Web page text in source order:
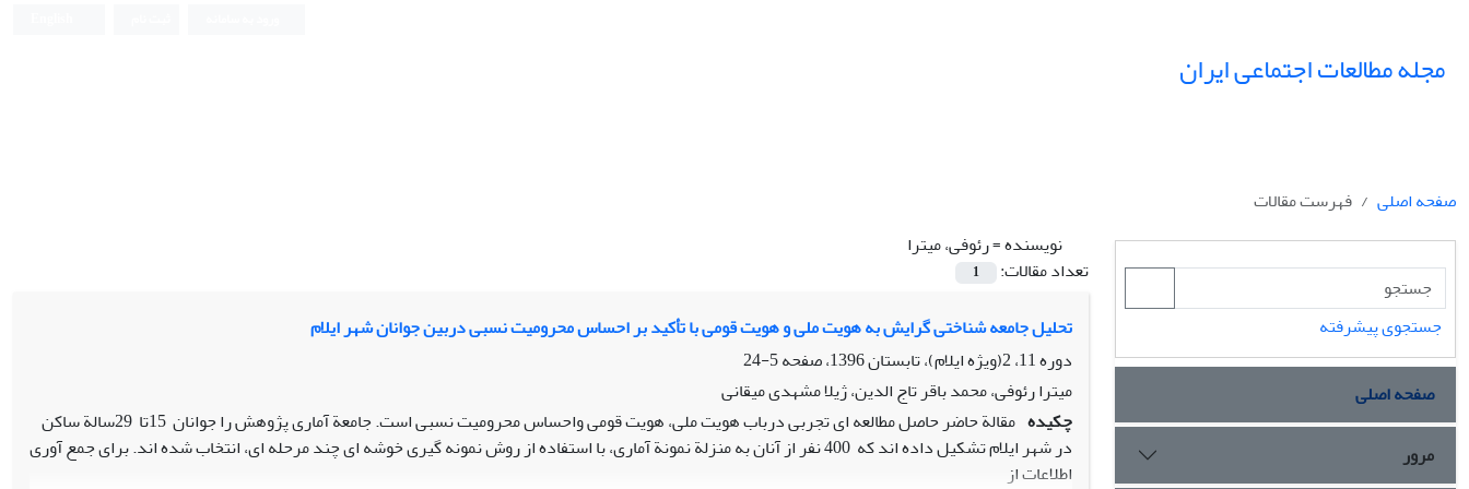
مجله مطالعات اجتماعی ایران
صفحه اصلی
فهرست مقالات
نویسنده =رئوفی، میترا
تعداد مقالات:
1
تحلیل جامعه شناختی گرایش به هویت ملی و هویت قومی با تأکید بر احساس محرومیت نسبی دربین جوانان شهر ایلام
دوره 11، 2(ویژه ایلام)، تابستان 1396، صفحه
5-24
میترا رئوفی، محمد باقر تاج الدین، ژیلا مشهدی میقانی
چکیده مقالة حاضر حاصل مطالعه ای تجربی درباب هویت ملی، هویت قومی واحساس محرومیت نسبی است. جامعة آماری پژوهش را جوانان 15تا 29سالة ساکن
در شهر ایلام تشکیل داده اند که 400 نفر از آنان به منزلة نمونة آماری، با استفاده از روش نمونه گیری خوشه ای چند مرحله ای، انتخاب شده اند. برای جمع آوری
اطلاعات از
جستجوی پیشرفته
صفحه اصلی
مرور